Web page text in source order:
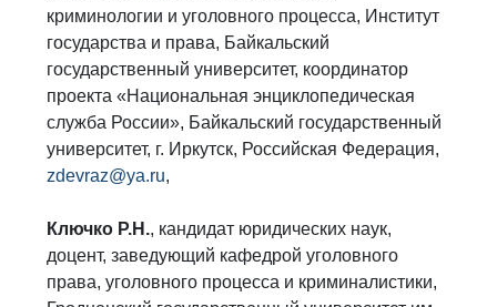
криминологии и уголовного процесса, Институт
государства и права, Байкальский
государственный университет, координатор
проекта «Национальная энциклопедическая
служба России», Байкальский государственный
университет, г. Иркутск, Российская Федерация,
zdevraz@ya.ru,
Ключко Р.Н., кандидат юридических наук,
доцент, заведующий кафедрой уголовного
права, уголовного процесса и криминалистики,